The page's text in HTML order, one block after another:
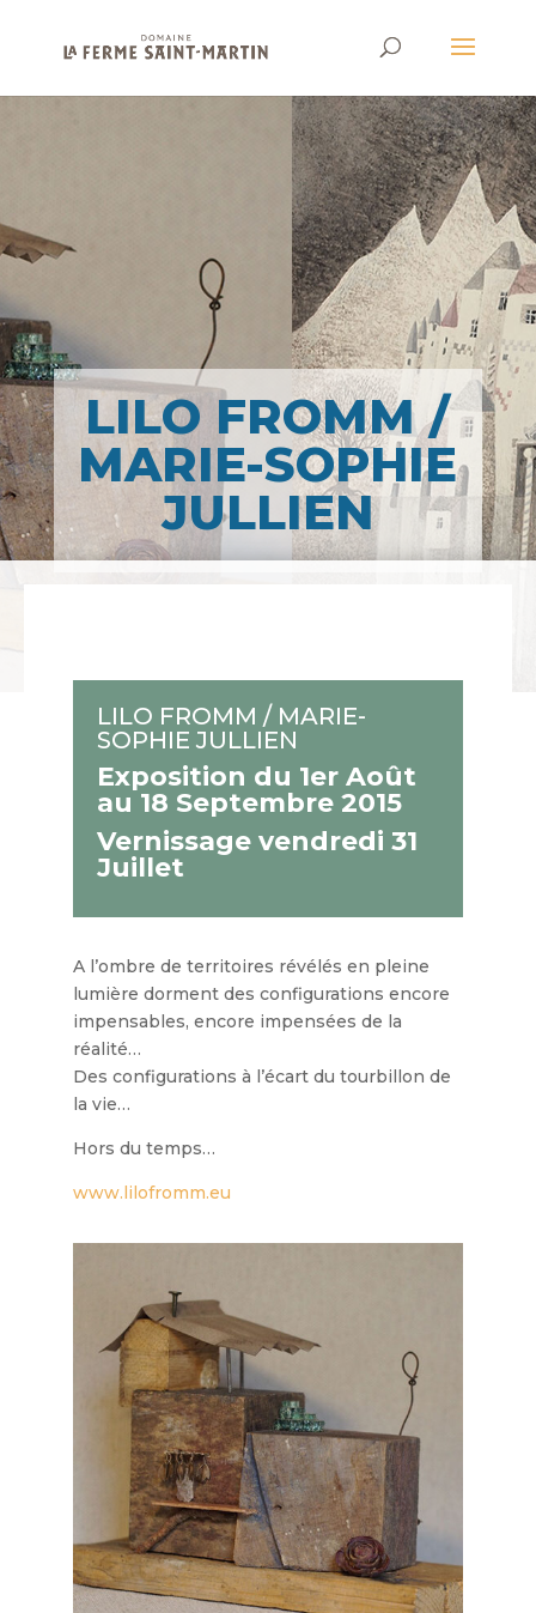
LILO FROMM /
MARIE-SOPHIE
JULLIEN
LILO FROMM / MARIE-
SOPHIE JULLIEN
Exposition du 1er Août
au 18 Septembre 2015
Vernissage vendredi 31
Juillet
A l’ombre de territoires révélés en pleine
lumière dorment des configurations encore
impensables, encore impensées de la
réalité…
Des configurations à l’écart du tourbillon de
la vie…
Hors du temps…
www.lilofromm.eu